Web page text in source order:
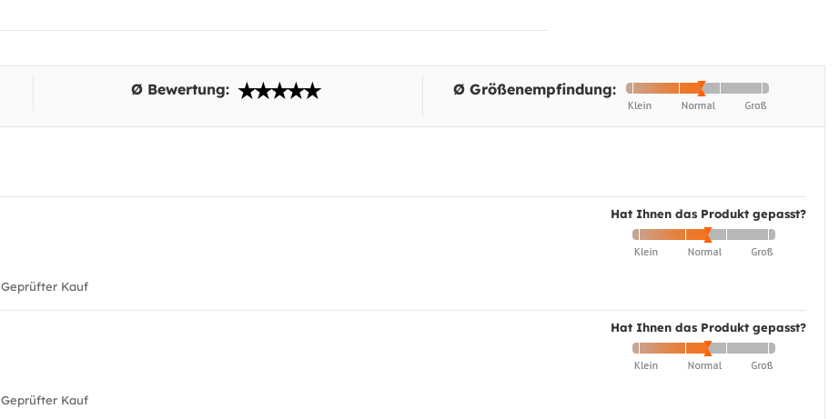
Ø Bewertung: Ø Größenempfindung:
Hat Ihnen das Produkt gepasst?
Geprüfter Kauf
Hat Ihnen das Produkt gepasst?
Geprüfter Kauf